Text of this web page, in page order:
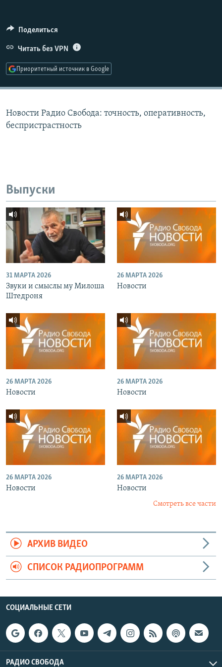
ПОДПИШИТЕСЬ НА РАССЫЛКУ
СОЦИАЛЬНЫЕ СЕТИ
Поделиться
Читать без VPN
Приоритетный источник в Google
Новости Радио Свобода: точность, оперативность,
беспристрастность
Выпуски
31 МАРТА 2026
Звуки и смыслы му Милоша
Штедроня
26 МАРТА 2026
Новости
26 МАРТА 2026
Новости
26 МАРТА 2026
Новости
26 МАРТА 2026
Новости
26 МАРТА 2026
Новости
Смотреть все части
АРХИВ ВИДЕО
СПИСОК РАДИОПРОГРАММ
СОЦИАЛЬНЫЕ СЕТИ
РАДИО СВОБОДА